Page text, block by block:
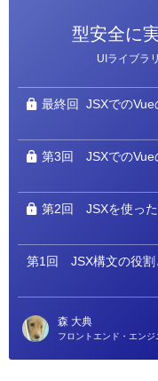
型安全に
リ
ー
UIライブラ
最終回 JSXでのVue
第3回 JSXでのVue
第2回 JSXを使っ
第1回 JSX構文の役
森 大典
フロントエンド・エンジ